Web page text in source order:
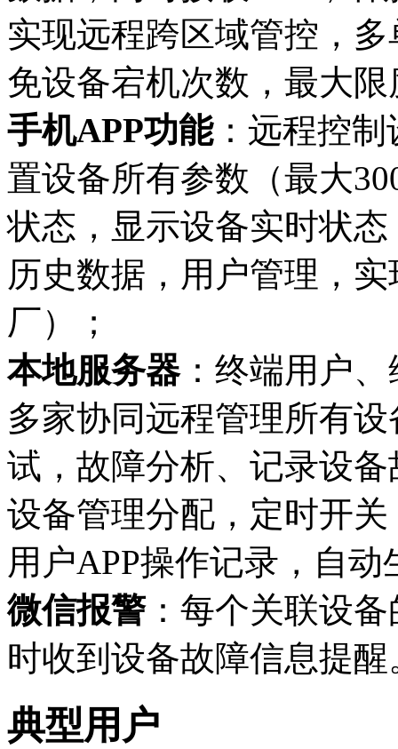
实现远程跨区域管控，
免设备宕机次数，最大
手机APP功能：远程控制
置设备所有参数（最大
状态，显示设备实时状
历史数据，用户管理，
厂）；
本地服务器：终端用户
多家协同远程管理所有
试，故障分析、记录设
设备管理分配，定时开
用户APP操作记录，自
微信报警：每个关联设
时收到设备故障信息提醒
典型用户